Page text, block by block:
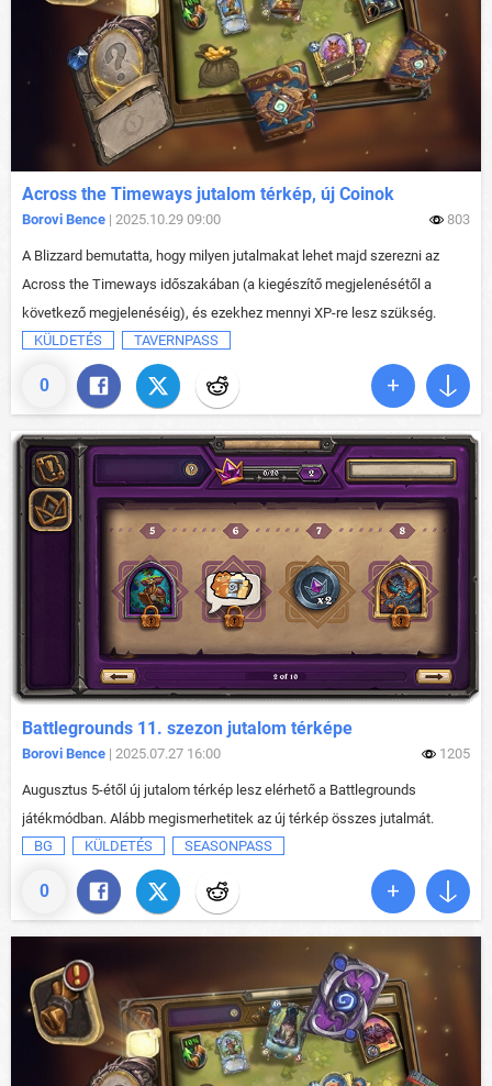
0
Across the Timeways jutalom térkép, új Coinok
Borovi Bence | 2025.10.29 09:00 803
A Blizzard bemutatta, hogy milyen jutalmakat lehet majd szerezni az
Across the Timeways időszakában (a kiegészítő megjelenésétől a
következő megjelenéséig), és ezekhez mennyi XP-re lesz szükség.
KÜLDETÉS
TAVERNPASS
0
Battlegrounds 11. szezon jutalom térképe
Borovi Bence | 2025.07.27 16:00 1205
Augusztus 5-étől új jutalom térkép lesz elérhető a Battlegrounds
játékmódban. Alább megismerhetitek az új térkép összes jutalmát.
BG
KÜLDETÉS SEASONPASS